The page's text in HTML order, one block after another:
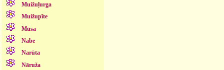
Muižuļurga
Muižupīte
Mūsa
Nabe
Narūta
Nāruža